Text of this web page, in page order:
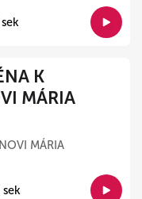
K
MÁRIA
MÁRIA